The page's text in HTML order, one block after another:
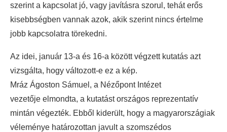
szerint a kapcsolat jó, vagy javításra szorul, tehát erős
kisebbségben vannak azok, akik szerint nincs értelme
jobb kapcsolatra törekedni.
Az idei, január 13-a és 16-a között végzett kutatás azt
vizsgálta, hogy változott-e ez a kép.
Mráz Ágoston Sámuel, a Nézőpont Intézet
vezetője elmondta, a kutatást országos reprezentatív
mintán végezték. Ebből kiderült, hogy a magyarországiak
véleménye határozottan javult a szomszédos